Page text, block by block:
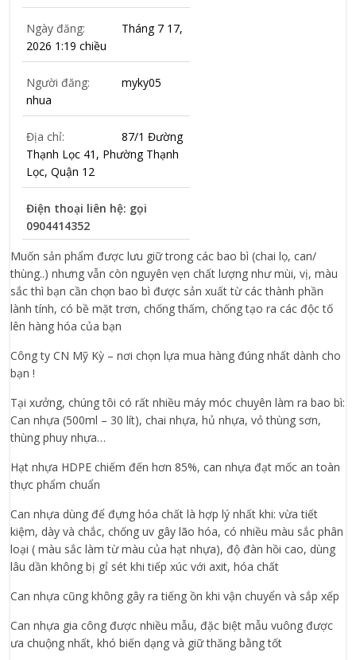
Ngày đăng:
Tháng 7 17,
2026 1:19 chiều
Người đăng:
myky05
nhua
Địa chỉ:
87/1 Đường
Thạnh Lọc 41, Phường Thạnh
Lọc, Quận 12
Điện thoại liên hệ: gọi
0904414352
Muốn sản phẩm được lưu giữ trong các bao bì (chai lọ, can/
thùng..) nhưng vẫn còn nguyên vẹn chất lượng như mùi, vị, màu
sắc thì bạn cần chọn bao bì được sản xuất từ các thành phần
lành tính, có bề mặt trơn, chống thấm, chống tạo ra các độc tố
lên hàng hóa của bạn
Công ty CN Mỹ Kỳ – nơi chọn lựa mua hàng đúng nhất dành cho
bạn !
Tại xưởng, chúng tôi có rất nhiều máy móc chuyên làm ra bao bì:
Can nhựa (500ml – 30 lít), chai nhựa, hủ nhựa, vỏ thùng sơn,
thùng phuy nhựa…
Hạt nhựa HDPE chiếm đến hơn 85%, can nhựa đạt mốc an toàn
thực phẩm chuẩn
Can nhựa dùng để đựng hóa chất là hợp lý nhất khi: vừa tiết
kiệm, dày và chắc, chống uv gây lão hóa, có nhiều màu sắc phân
loại ( màu sắc làm từ màu của hạt nhựa), độ đàn hồi cao, dùng
lâu dần không bị gỉ sét khi tiếp xúc với axit, hóa chất
Can nhựa cũng không gây ra tiếng ồn khi vận chuyển và sắp xếp
Can nhựa gia công được nhiều mẫu, đặc biệt mẫu vuông được
ưa chuộng nhất, khó biến dạng và giữ thăng bằng tốt